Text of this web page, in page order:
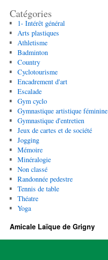
Catégories
1- Intérêt général
Arts plastiques
Athletisme
Badminton
Country
Cyclotourisme
Encadrement d'art
Escalade
Gym cyclo
Gymnastique artistique féminine
Gymnastique d'entretien
Jeux de cartes et de société
Jogging
Mémoire
Minéralogie
Non classé
Randonnée pedestre
Tennis de table
Théatre
Yoga
Amicale Laïque de Grigny